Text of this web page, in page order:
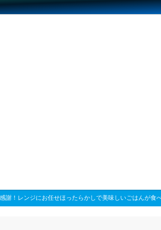
謝！レンジにお任せほったらかしで美味しいごはんが食